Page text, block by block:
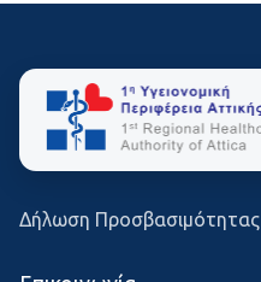
Δήλωση Προσβασιμότητας